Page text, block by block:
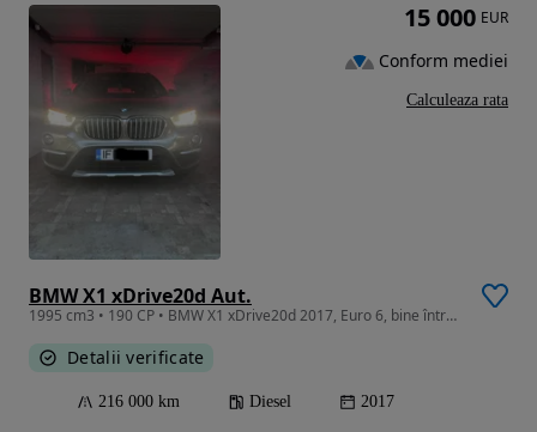
BMW X1 xDrive20d Aut.
1995 cm3 • 190 CP • BMW X1 xDrive20d 2017, Euro 6, bine întreținut.
Detalii verificate
216 000 km Diesel 2017
15 000 EUR
Conform mediei
Calculeaza rata